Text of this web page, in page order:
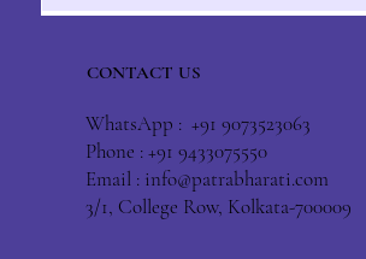
CONTACT US
WhatsApp : +91 9073523063
Phone : +91 9433075550
Email : info@patrabharati.com
3/1, College Row, Kolkata-700009